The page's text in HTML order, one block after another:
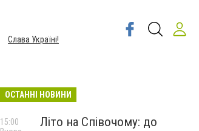
Слава Україні!
ОСТАННІ НОВИНИ
Літо на Співочому: до
15:00